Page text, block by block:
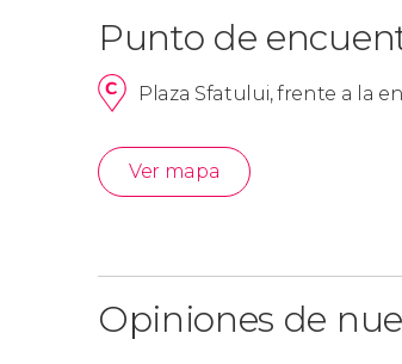
Punto de
Plaza Sfatului, frente a la
Ver mapa
Opiniones de